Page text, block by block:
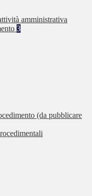
amministrativa
3
(da pubblicare